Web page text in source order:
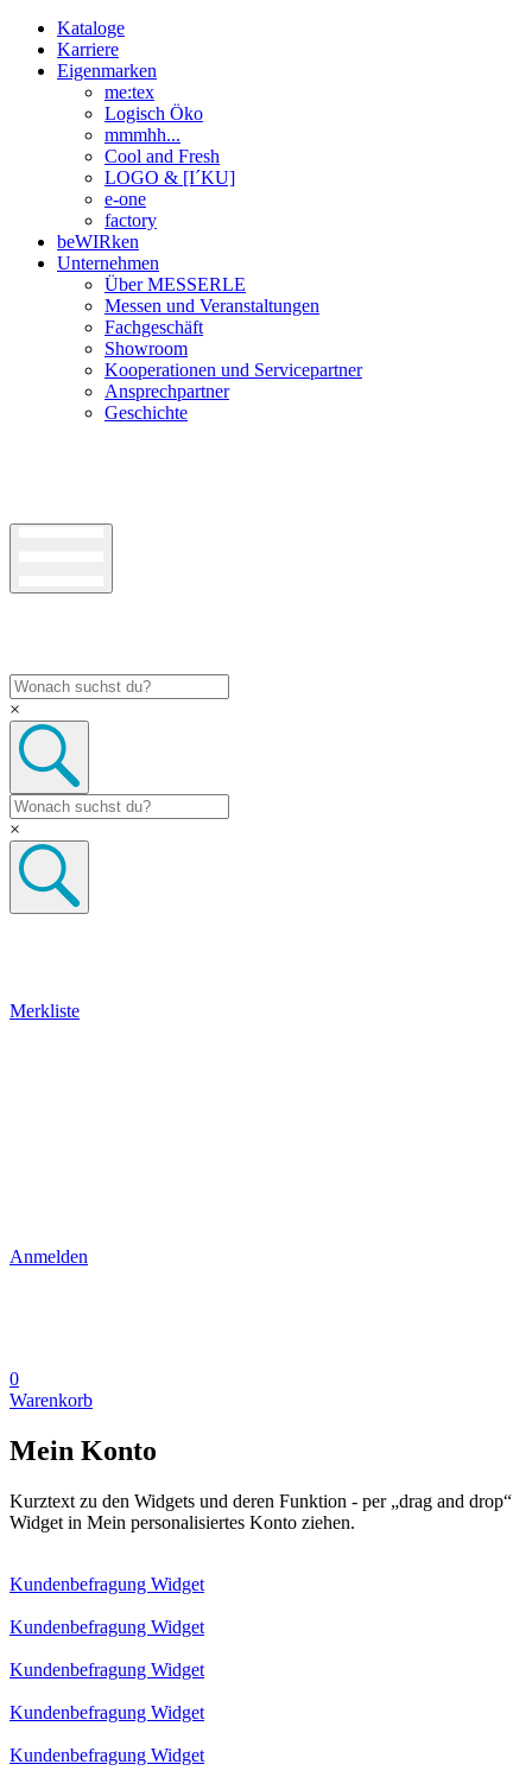
Kataloge
Karriere
Eigenmarken
me:tex
Logisch Öko
mmmhh...
Cool and Fresh
LOGO & [I´KU]
e-one
factory
beWIRken
Unternehmen
Über MESSERLE
Messen und Veranstaltungen
Fachgeschäft
Showroom
Kooperationen und Servicepartner
Ansprechpartner
Geschichte
×
×
Merkliste
Anmelden
0
Warenkorb
Mein Konto
Kurztext zu den Widgets und deren Funktion - per „drag and drop“
Widget in Mein personalisiertes Konto ziehen.
Kundenbefragung Widget
Kundenbefragung Widget
Kundenbefragung Widget
Kundenbefragung Widget
Kundenbefragung Widget